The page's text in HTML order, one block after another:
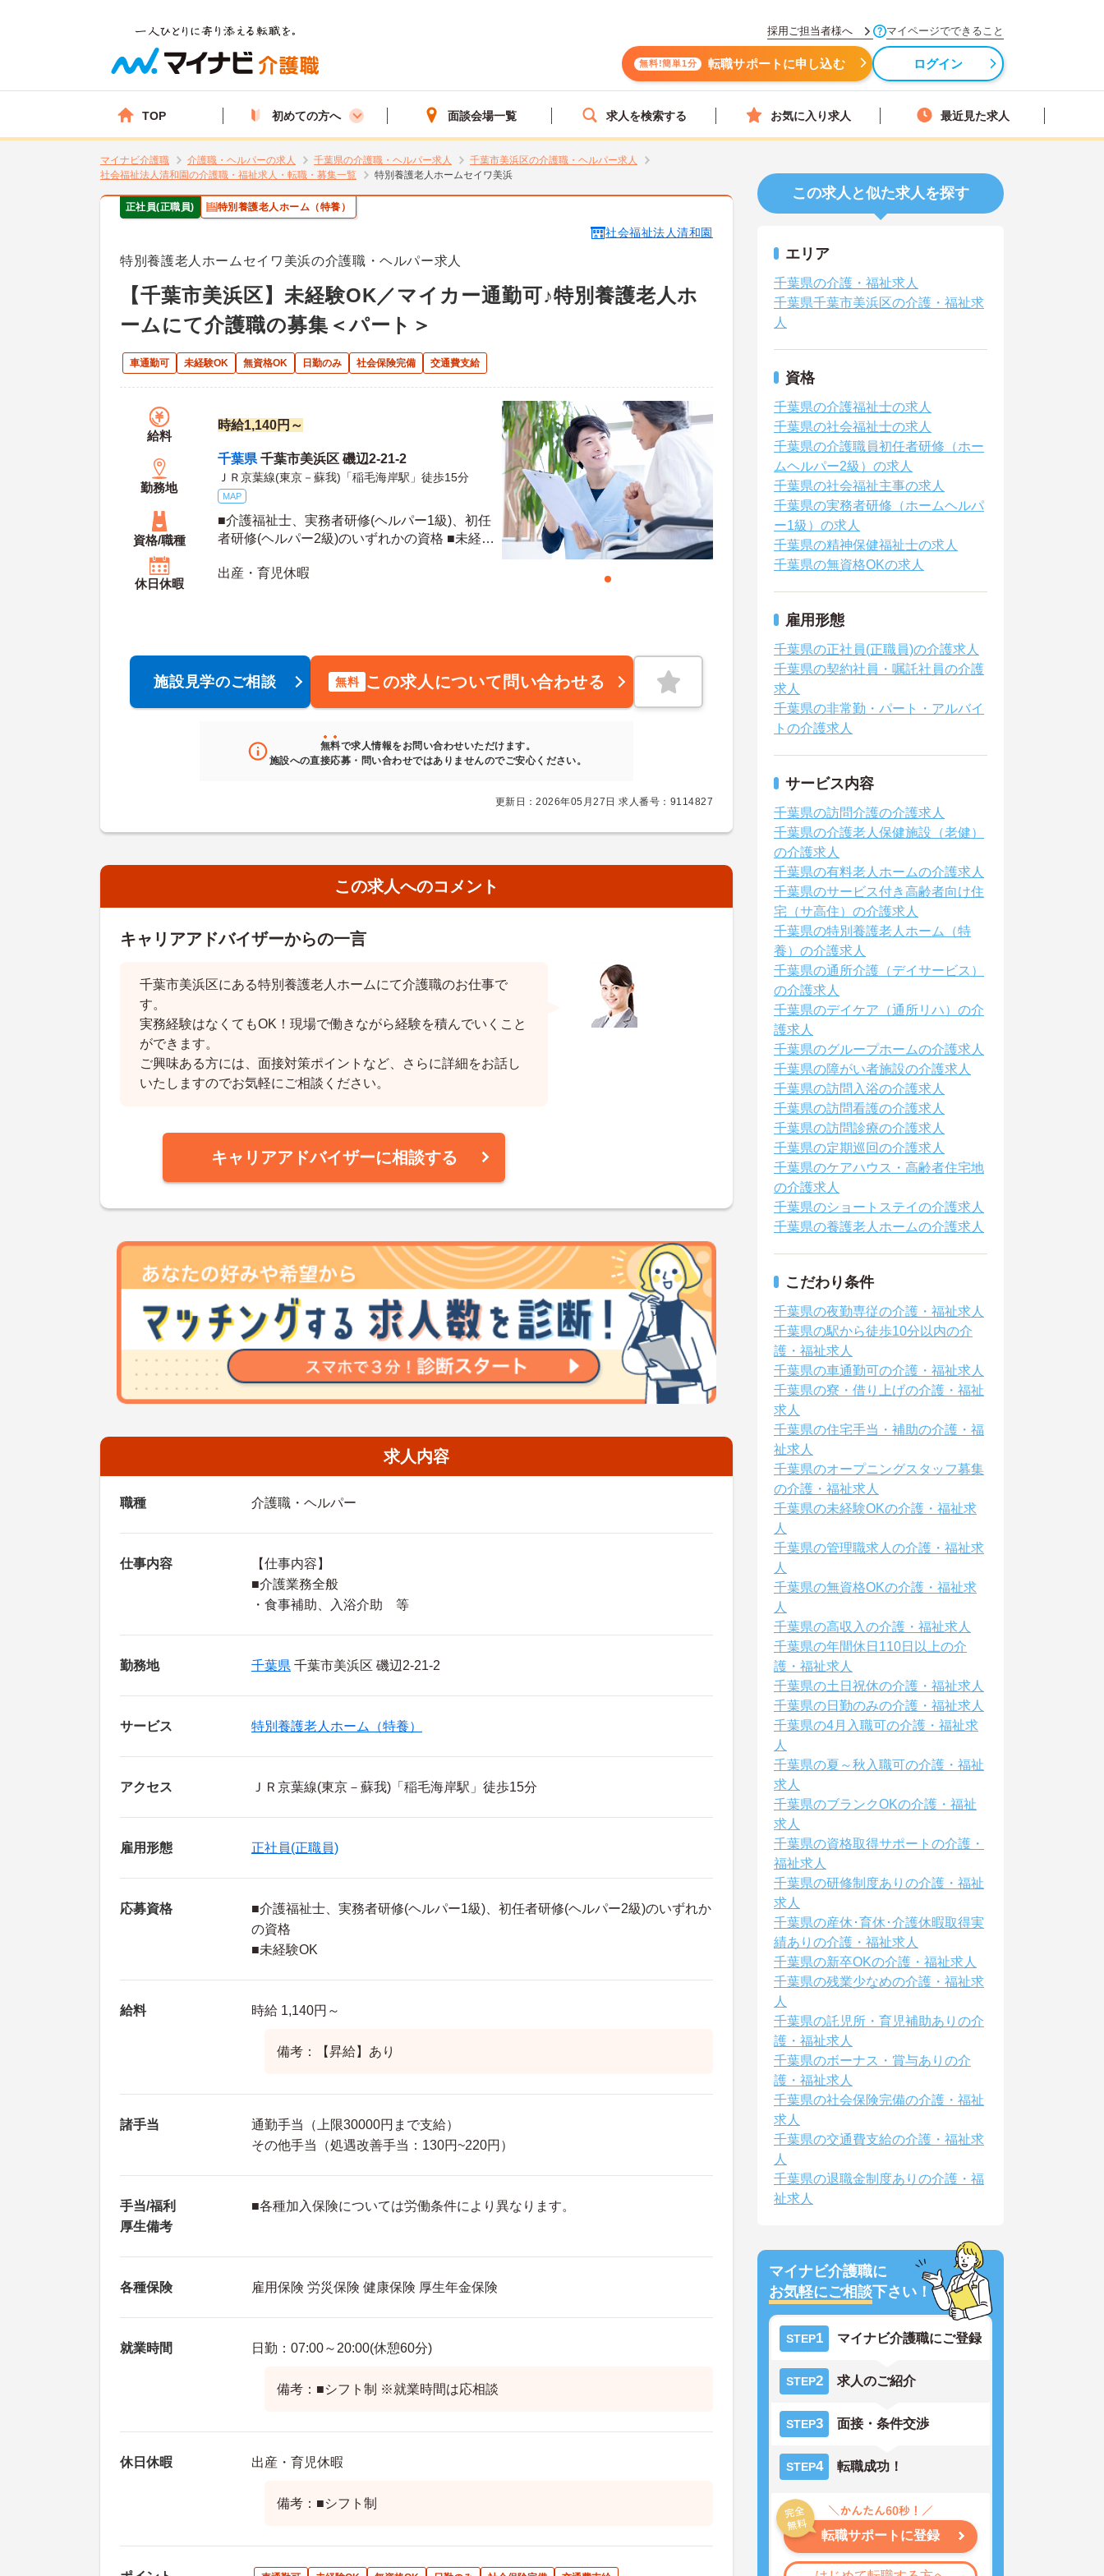
採用ご担当者様へ マイページでできること
無料!簡単1分 転職サポートに申し込む ログイン
TOP 初めての方へ 面談会場一覧 求人を検索する お気に入り求人 最近見た求人
マイナビ介護職 介護職・ヘルパーの求人 千葉県の介護職・ヘルパー求人
千葉市美浜区の介護職・ヘルパー求人
社会福祉法人清和園の介護職・福祉求人・転職・募集一覧
特別養護老人ホームセイワ美浜
正社員(正職員) 特別養護老人ホーム（特養）
社会福祉法人清和園
特別養護老人ホームセイワ美浜の介護職・ヘルパー求人
【千葉市美浜区】未経験OK／マイカー通勤可♪特別養護老人ホ
ームにて介護職の募集＜パート＞
車通勤可 未経験OK 無資格OK 日勤のみ 社会保険完備 交通費支給
給料
時給1,140円～
勤務地
千葉県 千葉市美浜区 磯辺2-21-2
ＪＲ京葉線(東京－蘇我)「稲毛海岸駅」徒歩15分
MAP
資格/職種
■介護福祉士、実務者研修(ヘルパー1級)、初任
者研修(ヘルパー2級)のいずれかの資格 ■未経験
休日休暇
出産・育児休暇
施設見学のご相談 無料 この求人について問い合わせる
無料で求人情報をお問い合わせいただけます。
施設への直接応募・問い合わせではありませんのでご安心ください。
更新日：2026年05月27日 求人番号：9114827
この求人へのコメント
キャリアアドバイザーからの一言
千葉市美浜区にある特別養護老人ホームにて介護職のお仕事で
す。
実務経験はなくてもOK！現場で働きながら経験を積んでいくこと
ができます。
ご興味ある方には、面接対策ポイントなど、さらに詳細をお話し
いたしますのでお気軽にご相談ください。
キャリアアドバイザーに相談する
求人内容
職種 介護職・ヘルパー
仕事内容
【仕事内容】
■介護業務全般
・食事補助、入浴介助 等
勤務地 千葉県 千葉市美浜区 磯辺2-21-2
サービス 特別養護老人ホーム（特養）
アクセス ＪＲ京葉線(東京－蘇我)「稲毛海岸駅」徒歩15分
雇用形態 正社員(正職員)
応募資格
■介護福祉士、実務者研修(ヘルパー1級)、初任者研修(ヘルパー2級)のいずれか
の資格
■未経験OK
給料 時給 1,140円～
備考：【昇給】あり
諸手当
通勤手当（上限30000円まで支給）
その他手当（処遇改善手当：130円~220円）
手当/福利
厚生備考
■各種加入保険については労働条件により異なります。
各種保険 雇用保険 労災保険 健康保険 厚生年金保険
就業時間 日勤：07:00～20:00(休憩60分)
備考：■シフト制 ※就業時間は応相談
休日休暇 出産・育児休暇
備考：■シフト制
この求人と似た求人を探す
エリア
千葉県の介護・福祉求人
千葉県千葉市美浜区の介護・福祉求
人
資格
千葉県の介護福祉士の求人
千葉県の社会福祉士の求人
千葉県の介護職員初任者研修（ホー
ムヘルパー2級）の求人
千葉県の社会福祉主事の求人
千葉県の実務者研修（ホームヘルパ
ー1級）の求人
千葉県の精神保健福祉士の求人
千葉県の無資格OKの求人
雇用形態
千葉県の正社員(正職員)の介護求人
千葉県の契約社員・嘱託社員の介護
求人
千葉県の非常勤・パート・アルバイ
トの介護求人
サービス内容
千葉県の訪問介護の介護求人
千葉県の介護老人保健施設（老健）
の介護求人
千葉県の有料老人ホームの介護求人
千葉県のサービス付き高齢者向け住
宅（サ高住）の介護求人
千葉県の特別養護老人ホーム（特
養）の介護求人
千葉県の通所介護（デイサービス）
の介護求人
千葉県のデイケア（通所リハ）の介
護求人
千葉県のグループホームの介護求人
千葉県の障がい者施設の介護求人
千葉県の訪問入浴の介護求人
千葉県の訪問看護の介護求人
千葉県の訪問診療の介護求人
千葉県の定期巡回の介護求人
千葉県のケアハウス・高齢者住宅地
の介護求人
千葉県のショートステイの介護求人
千葉県の養護老人ホームの介護求人
こだわり条件
千葉県の夜勤専従の介護・福祉求人
千葉県の駅から徒歩10分以内の介
護・福祉求人
千葉県の車通勤可の介護・福祉求人
千葉県の寮・借り上げの介護・福祉
求人
千葉県の住宅手当・補助の介護・福
祉求人
千葉県のオープニングスタッフ募集
の介護・福祉求人
千葉県の未経験OKの介護・福祉求
人
千葉県の管理職求人の介護・福祉求
人
千葉県の無資格OKの介護・福祉求
人
千葉県の高収入の介護・福祉求人
千葉県の年間休日110日以上の介
護・福祉求人
千葉県の土日祝休の介護・福祉求人
千葉県の日勤のみの介護・福祉求人
千葉県の4月入職可の介護・福祉求
人
千葉県の夏～秋入職可の介護・福祉
求人
千葉県のブランクOKの介護・福祉
求人
千葉県の資格取得サポートの介護・
福祉求人
千葉県の研修制度ありの介護・福祉
求人
千葉県の産休･育休･介護休暇取得実
績ありの介護・福祉求人
千葉県の新卒OKの介護・福祉求人
千葉県の残業少なめの介護・福祉求
人
千葉県の託児所・育児補助ありの介
護・福祉求人
千葉県のボーナス・賞与ありの介
護・福祉求人
千葉県の社会保険完備の介護・福祉
求人
千葉県の交通費支給の介護・福祉求
人
千葉県の退職金制度ありの介護・福
祉求人
マイナビ介護職に
お気軽にご相談下さい！
STEP1 マイナビ介護職にご登録
STEP2 求人のご紹介
STEP3 面接・条件交渉
STEP4 転職成功！
転職サポートに登録